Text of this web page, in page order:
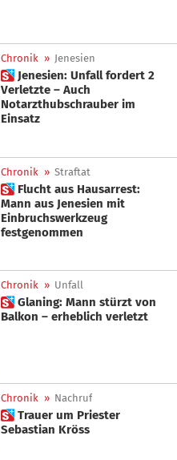
Chronik » Jenesien
 Jenesien: Unfall fordert 2
Verletzte – Auch
Notarzthubschrauber im
Einsatz
Chronik » Straftat
 Flucht aus Hausarrest:
Mann aus Jenesien mit
Einbruchswerkzeug
festgenommen
Chronik » Unfall
 Glaning: Mann stürzt von
Balkon – erheblich verletzt
Chronik » Nachruf
 Trauer um Priester
Sebastian Kröss